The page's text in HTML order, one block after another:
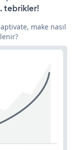
tebrikler!
make nasıl